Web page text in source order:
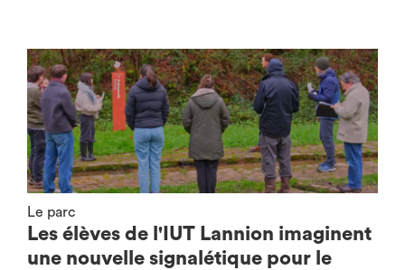
Le parc
Les élèves de l'IUT Lannion imaginent
une nouvelle signalétique pour le